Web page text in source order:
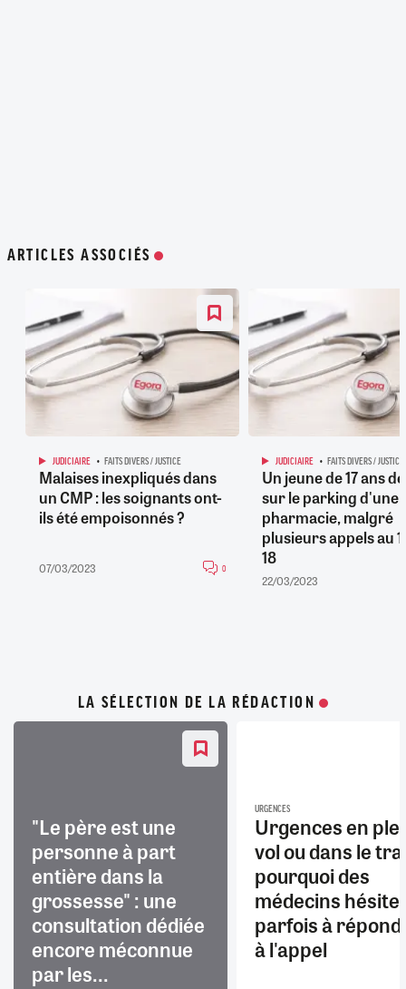
ARTICLES ASSOCIÉS
JUDICIAIRE FAITS DIVERS / JUSTICE
Malaises inexpliqués dans
un CMP : les soignants ont-
ils été empoisonnés ?
07/03/2023 0
JUDICIAIRE FAITS DIVERS / JUSTICE
Un jeune de 17 ans
sur le parking d'une
pharmacie, malgré
plusieurs appels au
18
22/03/2023
LA SÉLECTION DE LA RÉDACTION
"Le père est une
personne à part
entière dans la
grossesse" : une
consultation dédiée
encore méconnue
par les...
URGENCES
Urgences en
vol ou dans le
pourquoi des
médecins
parfois à
à l'appel